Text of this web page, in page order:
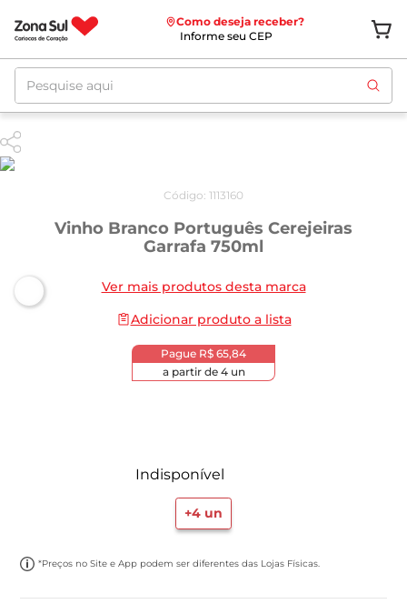
Como deseja receber?
Informe seu CEP
Pesquise aqui
Código: 1113160
Vinho Branco Português Cerejeiras
Garrafa 750ml
Ver mais produtos desta marca
Adicionar produto a lista
Pague R$ 65,84
a partir de 4un
Indisponível
+4 un
*Preços no Site e App podem ser diferentes das Lojas Físicas.